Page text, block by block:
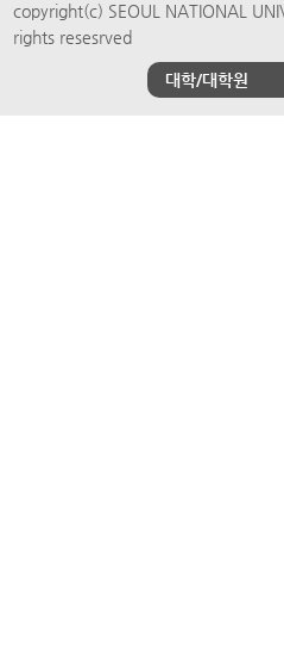
copyright(c) SEOUL NATIONAL
rights resesrved
대학/대학원